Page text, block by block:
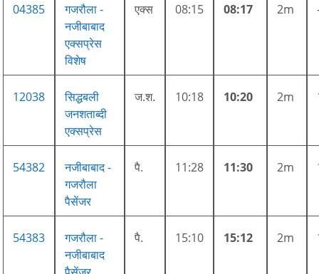
04385
गजरौला -
नजीबाबाद
एक्सप्रेस
विशेष
एक्स 08:15 08:17 2m
12038
सिद्धबली
जनशताब्दी
एक्सप्रेस
ज.श. 10:18 10:20 2m
54382
नजीबाबाद -
गजरौला
पैसेंजर
पै. 11:28 11:30 2m
54383
गजरौला -
नजीबाबाद
पै. 15:10 15:12 2m